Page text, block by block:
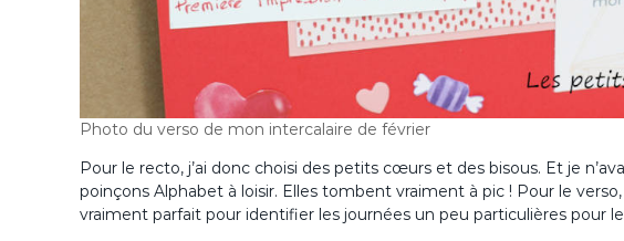
Photo du verso de mon intercalaire de février
Pour le recto, j’ai donc choisi des petits cœurs et des bisous. Et je
poinçons Alphabet à loisir. Elles tombent vraiment à pic ! Pour le
vraiment parfait pour identifier les journées un peu particulières pour